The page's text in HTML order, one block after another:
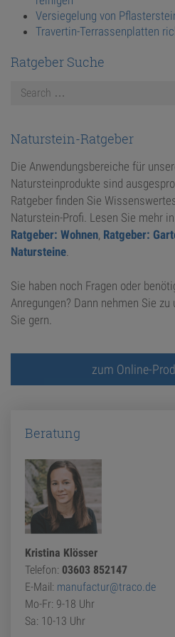
Versiegelung von
Travertin-Terrassenplatten
Ratgeber Suche
Naturstein-Ratgeber
Die Anwendungsbereiche für
Natursteinprodukte sind
Ratgeber finden Sie
Naturstein-Profi. Lesen Sie mehr
Ratgeber: Wohnen, Ratgeber:
Natursteine
Sie haben noch Fragen oder
Anregungen? Dann nehmen Sie zu
Sie gern.
zum Online-
Beratung
Kristina Klösser
Telefon: 03603 852147
E-Mail: manufactur@traco.de
Mo-Fr: 9-18 Uhr
Sa: 10-13 Uhr